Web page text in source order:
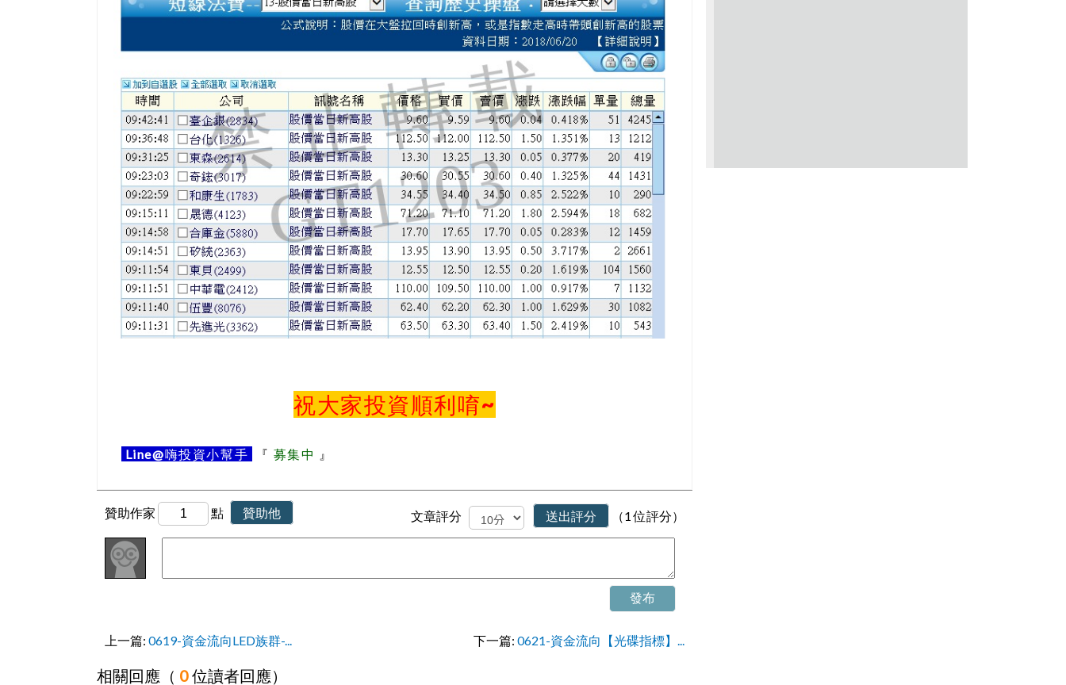
祝大家投資順利唷~
Line@嗨投資小幫手 『 募集中 』
贊助作家 點 贊助他 文章評分 送出評分 （1 位評分）
發布
上一篇: 0619-資金流向LED族群-... 下一篇:0621-資金流向【光碟指標】...
相關回應（ 0位讀者回應）